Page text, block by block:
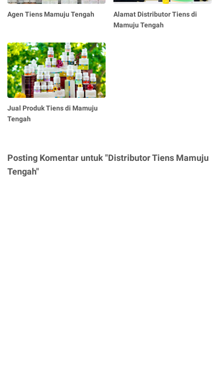
Agen Tiens Mamuju Tengah
Alamat Distributor Tiens di
Mamuju Tengah
Jual Produk Tiens di Mamuju
Tengah
Posting Komentar untuk "Distributor Tiens Mamuju
Tengah"